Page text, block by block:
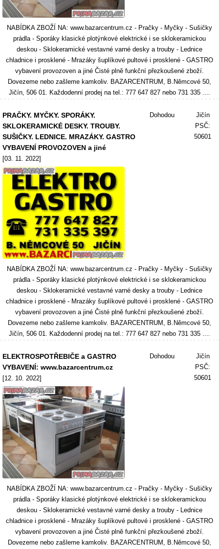
NABÍDKA ZBOŽÍ NA: www.bazarcentrum.cz - Pračky - Myčky - Sušičky
prádla - Sporáky klasické plotýnkové elektrické i se sklokeramickou
deskou - Sklokeramické vestavné varné desky a trouby - Lednice
chladnice i prosklené - Mrazáky šuplíkové pultové i prosklené - GASTRO
vybavení provozoven a jiné Čisté plně funkční přezkoušené zboží.
Dovezeme nebo zašleme kamkoliv. BAZARCENTRUM, B.Němcové 50,
Jičín, 506 01. Každodenní prodej na tel.: 777 647 827 nebo 731 335 ....
PRAČKY. MYČKY. SPORÁKY.
SKLOKERAMICKÉ DESKY. TROUBY.
SUŠIČKY. LEDNICE. MRAZÁKY. GASTRO
VYBAVENÍ PROVOZOVEN a jiné
[03. 11. 2022]
Dohodou
Jičín
PSČ:
50601
NABÍDKA ZBOŽÍ NA: www.bazarcentrum.cz - Pračky - Myčky - Sušičky
prádla - Sporáky klasické plotýnkové elektrické i se sklokeramickou
deskou - Sklokeramické vestavné varné desky a trouby - Lednice
chladnice i prosklené - Mrazáky šuplíkové pultové i prosklené - GASTRO
vybavení provozoven a jiné Čisté plně funkční přezkoušené zboží.
Dovezeme nebo zašleme kamkoliv. BAZARCENTRUM, B.Němcové 50,
Jičín, 506 01. Každodenní prodej na tel.: 777 647 827 nebo 731 335 ....
ELEKTROSPOTŘEBIČE a GASTRO
VYBAVENÍ: www.bazarcentrum.cz
[12. 10. 2022]
Dohodou
Jičín
PSČ:
50601
NABÍDKA ZBOŽÍ NA: www.bazarcentrum.cz - Pračky - Myčky - Sušičky
prádla - Sporáky klasické plotýnkové elektrické i se sklokeramickou
deskou - Sklokeramické vestavné varné desky a trouby - Lednice
chladnice i prosklené - Mrazáky šuplíkové pultové i prosklené - GASTRO
vybavení provozoven a jiné Čisté plně funkční přezkoušené zboží.
Dovezeme nebo zašleme kamkoliv. BAZARCENTRUM, B.Němcové 50,